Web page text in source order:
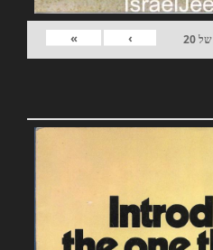
של20
›
»